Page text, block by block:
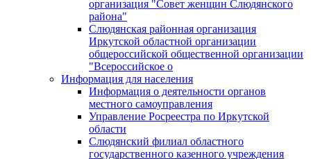
организация "Совет женщин Слюдянского
района"
Слюдянская районная организация
Иркутской областной организации
общероссийской общественной организации
"Всероссийское о
Информация для населения
Информация о деятельности органов
местного самоуправления
Управление Росреестра по Иркутской
области
Слюдянский филиал областного
государственного казенного учреждения